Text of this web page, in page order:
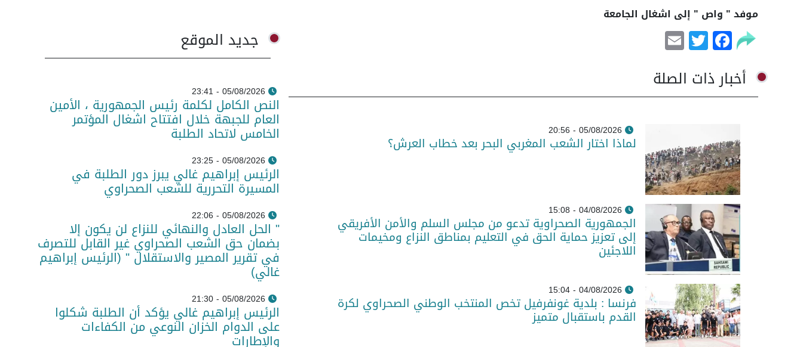
موفد " واص " إلى اشغال الجامعة
Facebook
Twitter
أخبار ذات الصلة
05/08/2026 - 20:56
لماذا اختار الشعب المغربي البحر بعد خطاب العرش؟
04/08/2026 - 15:08
الجمهورية الصحراوية تدعو من مجلس السلم والأمن الأفريقي
إلى تعزيز حماية الحق في التعليم بمناطق النزاع ومخيمات
اللاجئين
04/08/2026 - 15:04
فرنسا : بلدية غونفرفيل تخص المنتخب الوطني الصحراوي لكرة
القدم باستقبال متميز
جديد الموقع
05/08/2026 - 23:41
النص الكامل لكلمة رئيس الجمهورية ، الأمين
العام للجبهة خلال افتتاح اشغال المؤتمر
الخامس لاتحاد الطلبة
05/08/2026 - 23:25
الرئيس إبراهيم غالي يبرز دور الطلبة في
المسيرة التحررية للشعب الصحراوي
05/08/2026 - 22:06
" الحل العادل والنهائي للنزاع لن يكون إلا
بضمان حق الشعب الصحراوي غير القابل للتصرف
في تقرير المصير والاستقلال " (الرئيس إبراهيم
غالي)
05/08/2026 - 21:30
الرئيس إبراهيم غالي يؤكد أن الطلبة شكلوا
على الدوام الخزان النوعي من الكفاءات
والإطارات